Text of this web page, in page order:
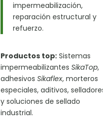
impermeabilización,
reparación estructural y
refuerzo.
Productos top: Sistemas
impermeabilizantesSikaTop,
adhesivosSikaflex, morteros
especiales, aditivos,
y soluciones de sellado
industrial.